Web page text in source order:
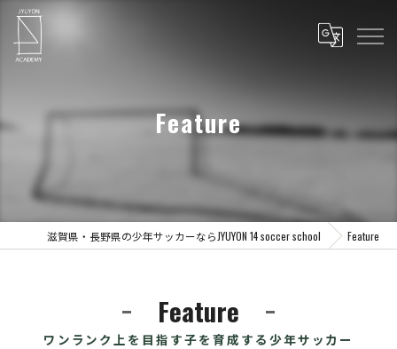
Feature
滋賀県・長野県の少年サッカーならJYUYON 14 soccer school Feature
ワンランク上を目指す子を育成する少年サッカー
Feature